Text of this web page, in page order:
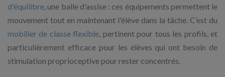
d'équilibre, une balle d'assise : ces équipements permettent le
mouvement tout en maintenant l'élève dans la tâche. C’est du
mobilier de classe flexible, pertinent pour tous les profils, et
particulièrement efficace pour les élèves qui ont besoin de
stimulation proprioceptive pour rester concentrés.